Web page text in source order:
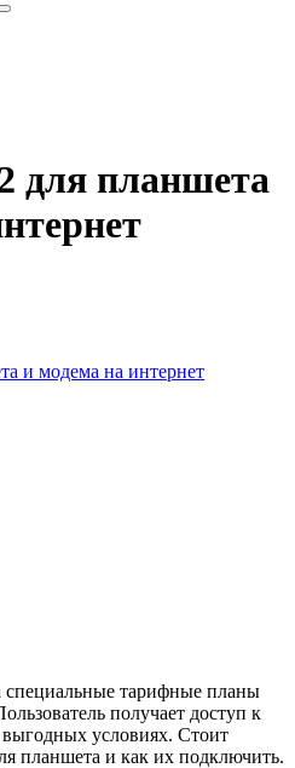
для планшета
специальные тарифные планы
получает доступ к
условиях. Стоит
планшета и как их подключить.